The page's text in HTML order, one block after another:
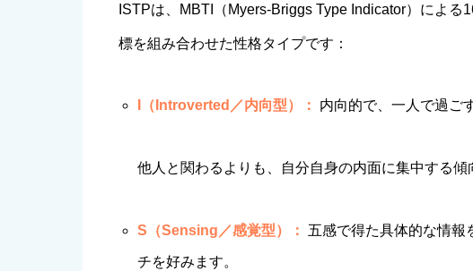
ISTPは、MBTI（Myers-Briggs Type Indicator）によ
標を組み合わせた性格タイプです：
I（Introverted／内向型）： 内向的で、一人で過ご
他人と関わるよりも、自分自身の内面に集中する傾
S（Sensing／感覚型）： 五感で得た具体的な情報
チを好みます。